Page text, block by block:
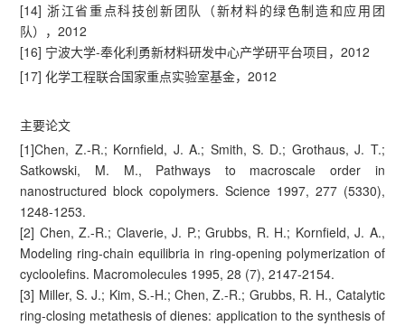
[14] 浙江省重点科技创新团队（新材料的绿色制造和应用团
队），2012
[16] 宁波大学-奉化利勇新材料研发中心产学研平台项目，2012
[17] 化学工程联合国家重点实验室基金，2012
主要论文
[1]Chen, Z.-R.; Kornfield, J. A.; Smith, S. D.; Grothaus, J. T.;
Satkowski, M. M., Pathways to macroscale order in
nanostructured block copolymers. Science 1997, 277 (5330),
1248-1253.
[2] Chen, Z.-R.; Claverie, J. P.; Grubbs, R. H.; Kornfield, J. A.,
Modeling ring-chain equilibria in ring-opening polymerization of
cycloolefins. Macromolecules 1995, 28 (7), 2147-2154.
[3] Miller, S. J.; Kim, S.-H.; Chen, Z.-R.; Grubbs, R. H., Catalytic
ring-closing metathesis of dienes: application to the synthesis of